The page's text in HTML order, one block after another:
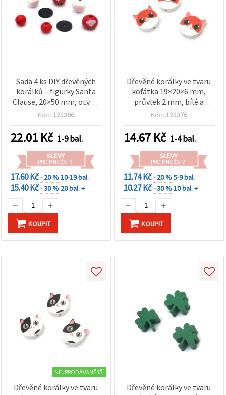
Sada 4 ks DIY dřevěných
korálků – figurky Santa
Clause, 20×50 mm, otvor:
4 mm – balení 2 sad
Kód: 121366
22.01 Kč 1-9 bal.
SLEVY
PRO MNOŽSTVÍ
17.60 Kč- 20 %10-19 bal.
15.40 Kč- 30 % 20 bal. +
KOUPIT
Dřevěné korálky ve tvaru
koťátka 19×20×6 mm,
průvlek 2 mm, bílé a
oranžové, sada 5 ks – pro
náhrdelníků a DIY
dekorací
Kód: 121376
14.67 Kč 1-4 bal.
SLEVY
PRO MNOŽSTVÍ
11.74 Kč- 20 %5-9 bal.
10.27 Kč- 30 %10 bal. +
KOUPIT
NEJPRODÁVANĚJŠÍ
Dřevěné korálky ve tvaru
Dřevěné korálky ve tvaru